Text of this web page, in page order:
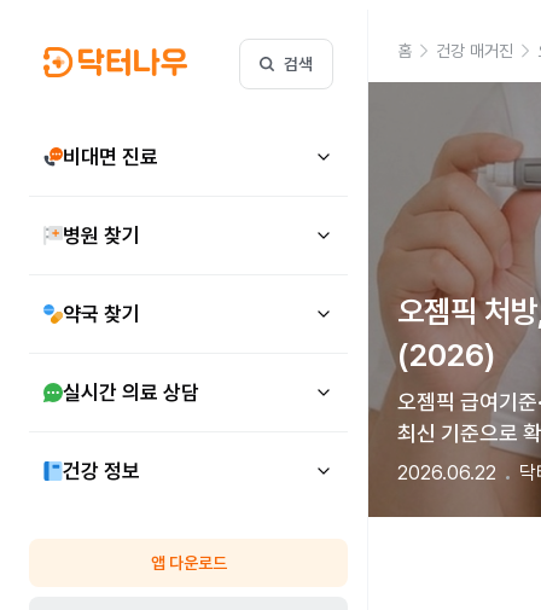
검색
비대면 진료
병원 찾기
약국 찾기
실시간 의료 상담
건강 정보
앱 다운로드
홈 건강 매거진
오젬픽 처
(2026)
오젬픽 급여기
최신 기준으로
2026.06.22